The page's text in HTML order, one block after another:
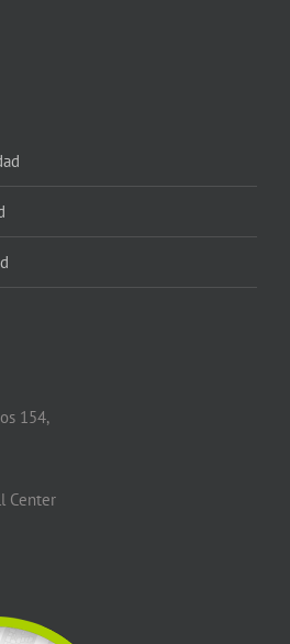
154,
Center